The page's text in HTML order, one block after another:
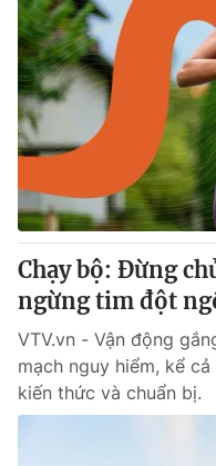
Y tế
Thế giới
Tin tức
Thế giới đó đây
Câu chuyện quốc tế
Kinh tế
Tài chính
Thị trường
Góc doanh nghiệp
Dữ liệu và đời sống
Truyền hình
Phim VTV
Hậu trường
Nhân vật
Giải trí
Điện ảnh
Đời sống
Chạy bộ: Đừng
ngừng tim đột
VTV.vn - Vận động
mạch nguy hiểm, kể
kiến thức và chuẩn bị.